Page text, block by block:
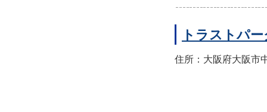
トラストパ
住所：大阪府大阪市